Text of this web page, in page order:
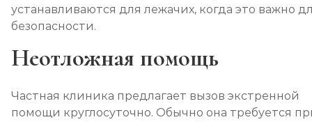
устанавливаются для лежачих, когда это важно
безопасности.
Неотложная помощь
Частная клиника предлагает вызов экстренной
помощи круглосуточно. Обычно она требуется